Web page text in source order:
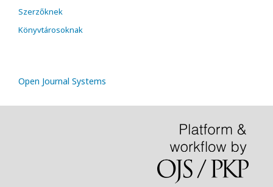
Szerzőknek
Könyvtárosoknak
Open Journal Systems